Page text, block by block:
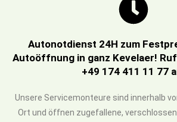
Autonotdienst 24H zum
Autoöffnung in ganz Kevelaer!
+49 174 411 11 77
Unsere Servicemonteure sind innerhalb
Ort und öffnen zugefallene,